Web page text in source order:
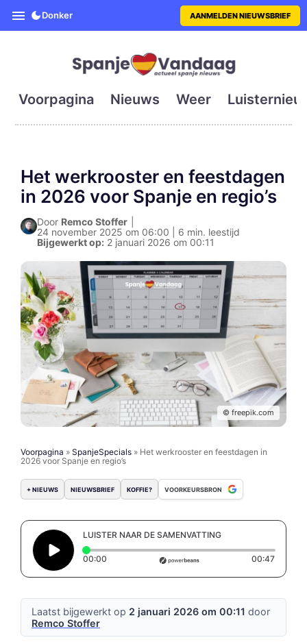
SpanjeVandaag is de eerste
Donker AANMELDEN NIEUWSBRIEF
Voorpagina Nieuws Weer
Het werkrooster en feestdagen
in 2026 voor Spanje en regio’s
Door Remco Stoffer
24 november 2025 om 06:00 | 6 min. leestijd
Bijgewerkt op: 2 januari 2026 om 00:11
© freepik.com
Voorpagina » SpanjeSpecials » Het werkrooster en feestdagen in
2026 voor Spanje en regio’s
+ NIEUWS NIEUWSBRIEF KOFFIE? VOORKEURSBRON
LUISTER NAAR DE SAMENVATTING
00:00 Elapsed time: 0 seconds 00:47
Laatst bijgewerkt op 2 januari 2026 om 00:11 door
Remco Stoffer